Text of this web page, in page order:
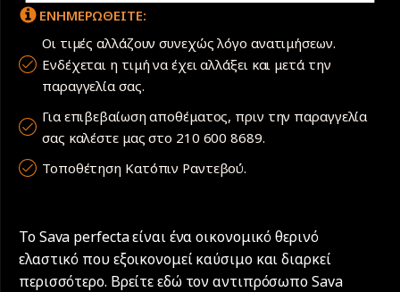
ΕΝΗΜΕΡΩΘΕΙΤΕ:
Οι τιμές αλλάζουν συνεχώς λόγο ανατιμήσεων.
Ενδέχεται η τιμή να έχει αλλάξει και μετά την
παραγγελία σας.
Για επιβεβαίωση αποθέματος, πριν την παραγγελία
σας καλέστε μας στο 210 600 8689.
Τοποθέτηση Κατόπιν Ραντεβού.
Το Sava perfecta είναι ένα οικονομικό θερινό
ελαστικό που εξοικονομεί καύσιμο και διαρκεί
περισσότερο. Βρείτε εδώ τον αντιπρόσωπο Sava